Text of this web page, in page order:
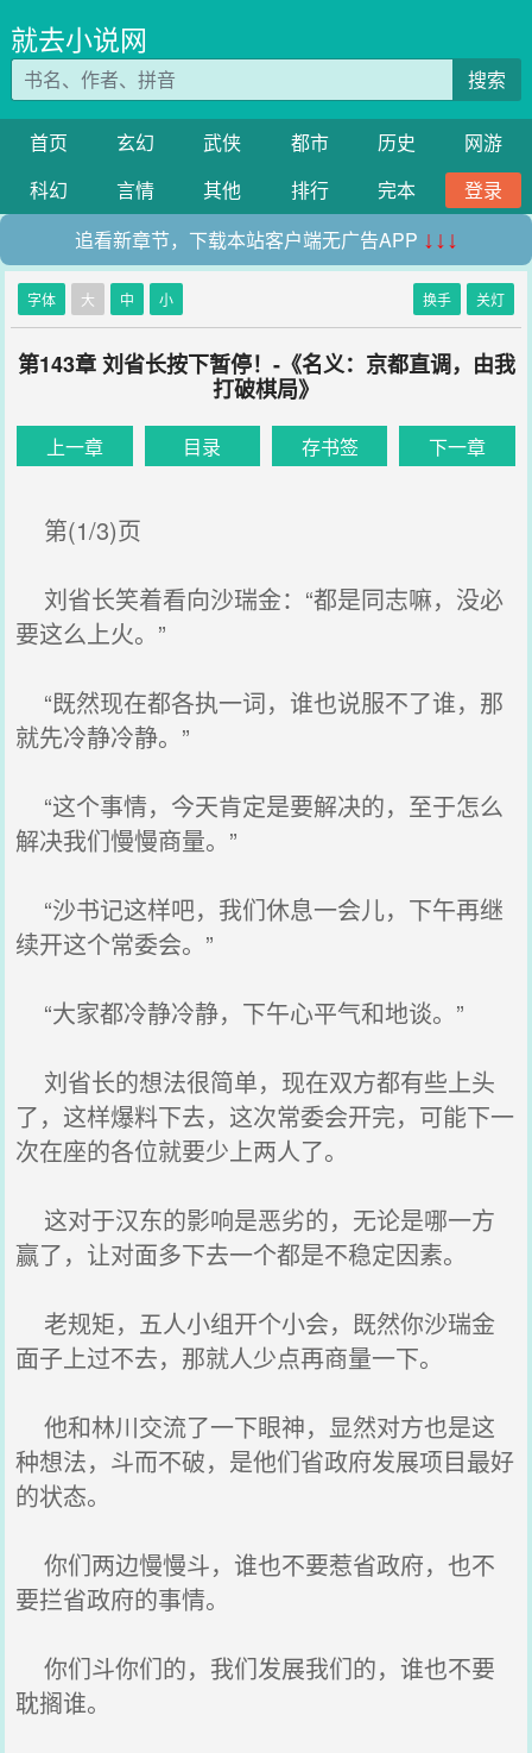
就去小说网
搜索
首页 玄幻 武侠 都市 历史
网游
科幻
言情 其他 排行 完本
登录
追看新章节，下载本站客户端无广告APP ↓↓↓
字体 大 中 小 换手 关灯
第143章 刘省长按下暂停！-《名义：京都直调，由我
打破棋局》
上一章 目录 存书签 下一章
第(1/3)页
刘省长笑着看向沙瑞金：“都是同志嘛，没必
要这么上火。”
“既然现在都各执一词，谁也说服不了谁，那
就先冷静冷静。”
“这个事情，今天肯定是要解决的，至于怎么
解决我们慢慢商量。”
“沙书记这样吧，我们休息一会儿，下午再继
续开这个常委会。”
“大家都冷静冷静，下午心平气和地谈。”
刘省长的想法很简单，现在双方都有些上头
了，这样爆料下去，这次常委会开完，可能下一
次在座的各位就要少上两人了。
这对于汉东的影响是恶劣的，无论是哪一方
赢了，让对面多下去一个都是不稳定因素。
老规矩，五人小组开个小会，既然你沙瑞金
面子上过不去，那就人少点再商量一下。
他和林川交流了一下眼神，显然对方也是这
种想法，斗而不破，是他们省政府发展项目最好
的状态。
你们两边慢慢斗，谁也不要惹省政府，也不
要拦省政府的事情。
你们斗你们的，我们发展我们的，谁也不要
耽搁谁。